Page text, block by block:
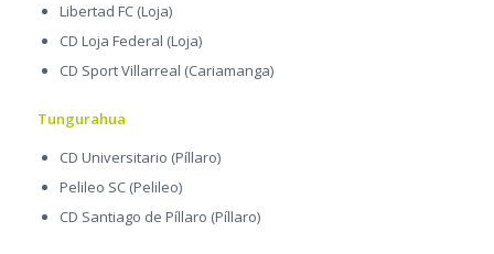
Libertad FC (Loja)
CD Loja Federal (Loja)
CD Sport Villarreal (Cariamanga)
Tungurahua
CD Universitario (Píllaro)
Pelileo SC (Pelileo)
CD Santiago de Píllaro (Píllaro)